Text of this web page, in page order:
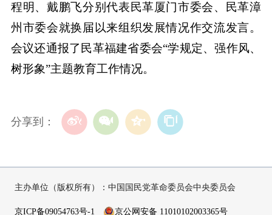
程明、戴鹏飞分别代表民革厦门市委会、民革漳
州市委会就换届以来组织发展情况作交流发言。
会议还通报了民革福建省委会“学规定、强作风、
树形象”主题教育工作情况。
分享到：
主办单位（版权所有）：中国国民党革命委员会中央委员会
京ICP备09054763号-1 京公网安备 11010102003365号